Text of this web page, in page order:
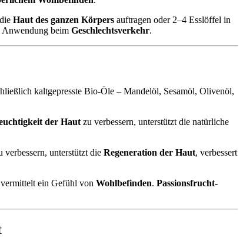
Haut des ganzen Körpers auftragen oder 2–4 Esslöffel in
beim Geschlechtsverkehr.
kaltgepresste Bio-Öle – Mandelöl, Sesamöl, Olivenöl,
der Haut zu verbessern, unterstützt die natürliche
verbessern, unterstützt die Regeneration der Haut, verbessert
ein Gefühl von Wohlbefinden. Passionsfrucht-